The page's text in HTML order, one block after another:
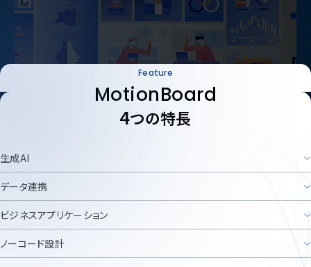
Feature
MotionBoard
4つの特長
生成AI
データ連携
ビジネスアプリケーション
ノーコード設計